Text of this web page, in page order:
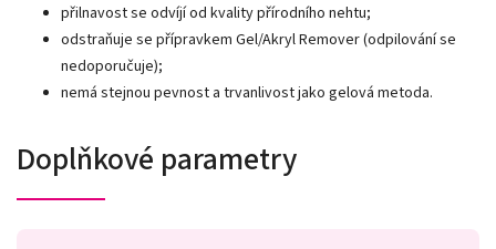
přilnavost se odvíjí od kvality přírodního nehtu;
odstraňuje se přípravkem Gel/Akryl Remover (odpilování se
nedoporučuje);
nemá stejnou pevnost a trvanlivost jako gelová metoda.
Doplňkové parametry